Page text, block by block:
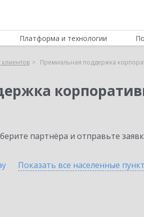
Платформа и технологии
Премиальная поддержка
партнёра и отправьте
Показать все населенные